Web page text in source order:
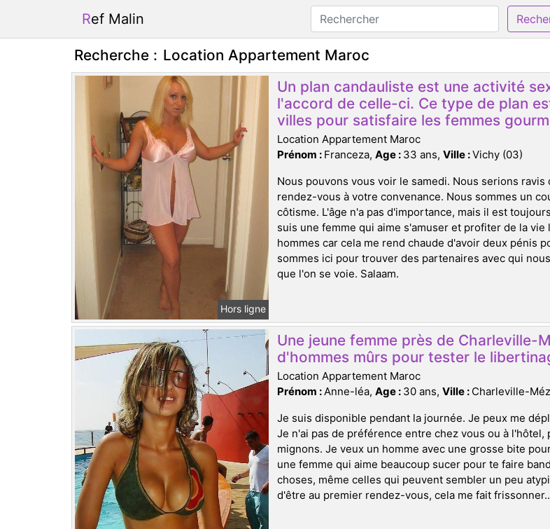
Ref Malin
Recherche : Location Appartement Maroc
Hors ligne
Un plan candauliste est une activité
l'accord de celle-ci. Ce type de plan
villes pour satisfaire les femmes
Location Appartement Maroc
Prénom : Franceza, Age : 33 ans, Ville :Vichy (03)
Nous pouvons vous voir le samedi. Nous serions
rendez-vous à votre convenance. Nous sommes un
côtisme. L'âge n'a pas d'importance, mais il est
suis une femme qui aime s'amuser et profiter de la
hommes car cela me rend chaude d'avoir deux pénis
sommes ici pour trouver des partenaires avec qui
que l'on se voie. Salaam.
Une jeune femme près de
d'hommes mûrs pour tester le
Location Appartement Maroc
Prénom :Anne-léa, Age : 30 ans, Ville : Charleville-
Je suis disponible pendant la journée. Je peux me
Je n'ai pas de préférence entre chez vous ou à
mignons. Je veux un homme avec une grosse bite
une femme qui aime beaucoup sucer pour te faire
choses, même celles qui peuvent sembler un peu
d'être au premier rendez-vous, cela me fait